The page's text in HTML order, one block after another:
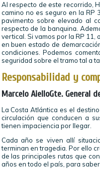
Al respecto de este recorrido,
camino no es seguro en la RP
pavimento sobre elevado al
respecto de la banquina.
vertical. Si vamos por la RP 11,
en buen estado de
condiciones. Podemos
seguridad sobre el tramo tal a
Responsabilidad y
Marcelo AielloGte. General de
La Costa Atlántica es el
circulación que conducen a
tienen impaciencia por llegar.
Cada año se viven allí
terminan en tragedia. Por ello
de las principales rutas que
años en todo el país, para